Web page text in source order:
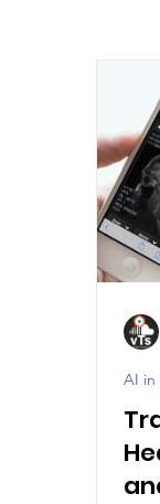
AI-
AI-
AI in